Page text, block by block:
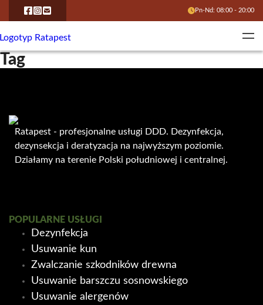
Pn-Nd: 08:00 - 20:00
Tag
Ratapest - profesjonalne usługi DDD. Dezynfekcja,
dezynsekcja i deratyzacja na najwyższym poziomie.
Działamy na terenie Polski południowej i centralnej.
POPULARNE USŁUGI
Dezynfekcja
Usuwanie kun
Zwalczanie szkodników drewna
Usuwanie barszczu sosnowskiego
Usuwanie alergenów